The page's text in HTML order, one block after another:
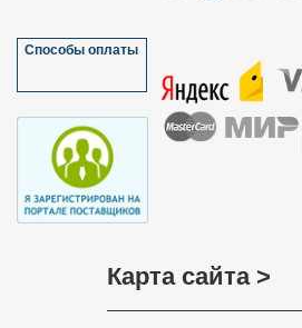
Способы оплаты
Карта сайта >